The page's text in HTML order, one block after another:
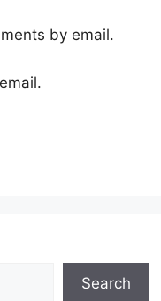
by email.
Search